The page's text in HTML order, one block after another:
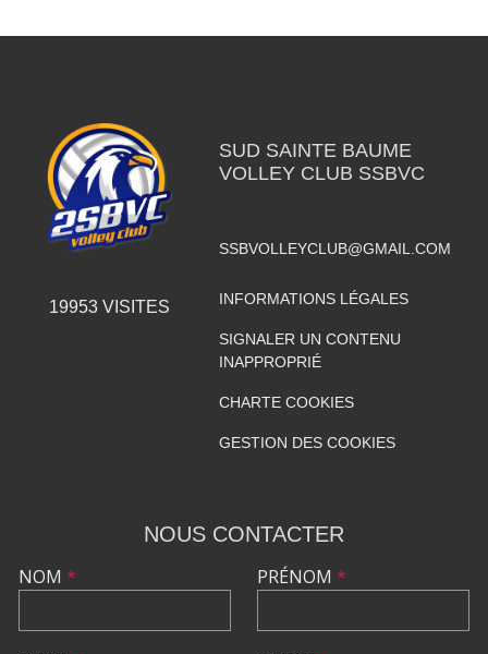
19953VISITES
SUD SAINTE BAUME
VOLLEY CLUB SSBVC
SSBVOLLEYCLUB@GMAIL.COM
INFORMATIONS LÉGALES
SIGNALER UN CONTENU
INAPPROPRIÉ
CHARTE COOKIES
GESTION DES COOKIES
NOUS CONTACTER
NOM * PRÉNOM *